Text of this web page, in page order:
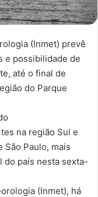
(Inmet) prevê
e possibilidade de
até o final de
do Parque
na região Sul e
Paulo, mais
país nesta sexta-
(Inmet), há